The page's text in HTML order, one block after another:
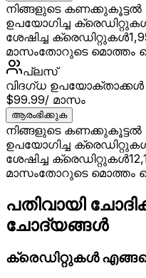
നിങ്ങളുടെ കണക്കുകൂട്ടൽ
ഉപയോഗിച്ച
ശേഷിച്ച ക്രെഡിറ്റുകൾ
മാസംതോറുടെ മൊത്തം
പ്ലസ്
വിദഗ്ധ ഉപയോക്താക്കൾ
$99.99/ മാസം
ആരംഭിക്കുക
നിങ്ങളുടെ കണക്കുകൂട്ടൽ
ഉപയോഗിച്ച
ശേഷിച്ച ക്രെഡിറ്റുകൾ
മാസംതോറുടെ മൊത്തം
പതിവായി
ചോദ്യങ്ങൾ
ക്രെഡിറ്റുകൾ